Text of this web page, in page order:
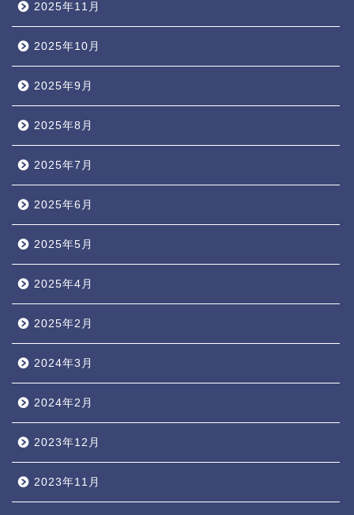
2025年11月
2025年10月
2025年9月
2025年8月
2025年7月
2025年6月
2025年5月
2025年4月
2025年2月
2024年3月
2024年2月
2023年12月
2023年11月